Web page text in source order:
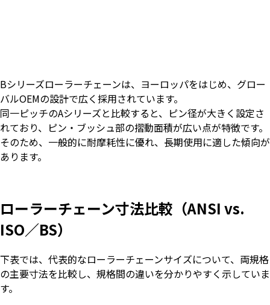
Bシリーズローラーチェーンは、ヨーロッパをはじめ、グロー
バルOEMの設計で広く採用されています。
同一ピッチのAシリーズと比較すると、ピン径が大きく設定さ
れており、ピン・ブッシュ部の摺動面積が広い点が特徴です。
そのため、一般的に耐摩耗性に優れ、長期使用に適した傾向が
あります。
ローラーチェーン寸法比較（ANSI vs.
ISO／BS）
下表では、代表的なローラーチェーンサイズについて、両規格
の主要寸法を比較し、規格間の違いを分かりやすく示していま
す。